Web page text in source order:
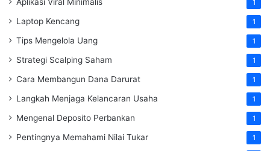
1
Laptop Kencang 1
Tips Mengelola Uang 1
Strategi Scalping Saham 1
Cara Membangun Dana Darurat 1
Langkah Menjaga Kelancaran Usaha 1
Mengenal Deposito Perbankan 1
Pentingnya Memahami Nilai Tukar 1